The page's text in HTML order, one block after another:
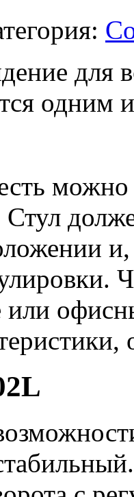
для
одним
Стул